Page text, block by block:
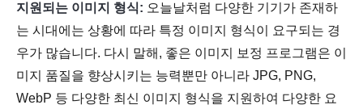
지원되는 이미지 형식: 오늘날처럼 다양한 기기가 존재하
는 시대에는 상황에 따라 특정 이미지 형식이 요구되는 경
우가 많습니다. 다시 말해, 좋은 이미지 보정 프로그램은 이
미지 품질을 향상시키는 능력뿐만 아니라 JPG, PNG,
WebP 등 다양한 최신 이미지 형식을 지원하여 다양한 요